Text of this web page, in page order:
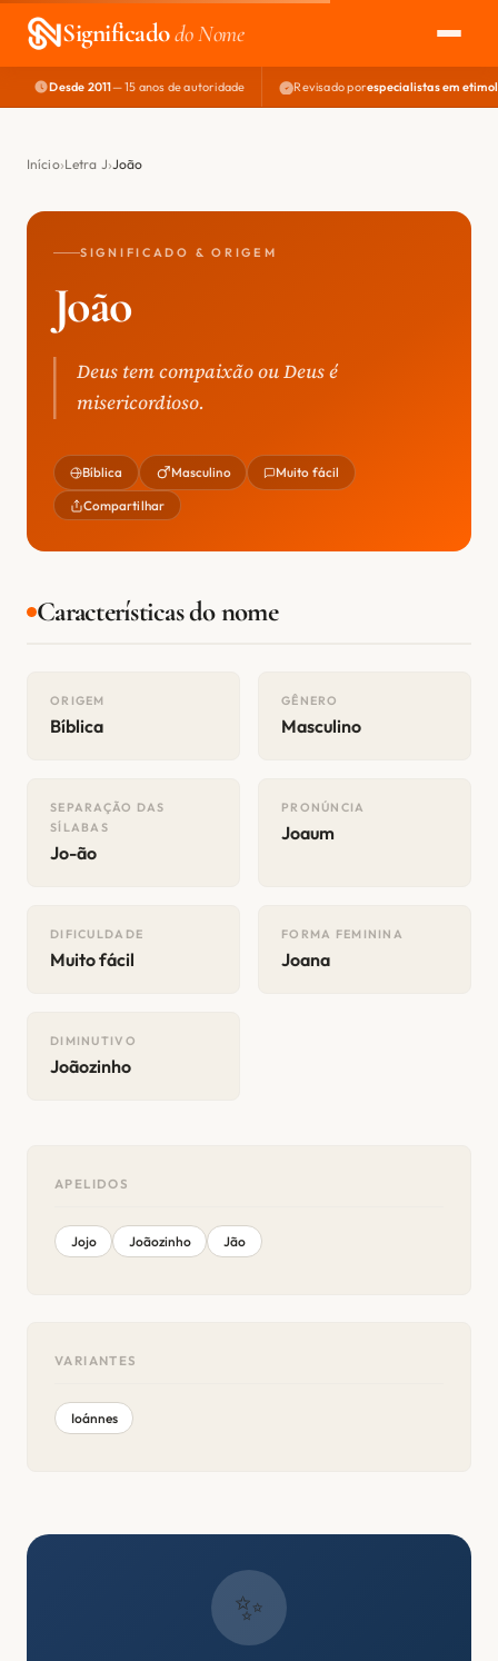
Significadodo Nome
EXPLORAR
NOME PERFEITO
Desde 2011— 15 anos de autoridade Revisado porespecialistas em
Início Letra J João
SIGNIFICADO & ORIGEM
João
Deus tem compaixão ou Deus é
misericordioso.
Bíblica Masculino Muito fácil
Compartilhar
Características do nome
ORIGEM
Bíblica
GÊNERO
Masculino
SEPARAÇÃO DAS
SÍLABAS
Jo-ão
PRONÚNCIA
Joaum
DIFICULDADE
Muito fácil
FORMA FEMININA
Joana
DIMINUTIVO
Joãozinho
APELIDOS
Jojo Joãozinho Jão
VARIANTES
Ioánnes
✨